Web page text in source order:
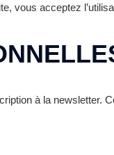
vous acceptez
à la newsletter.